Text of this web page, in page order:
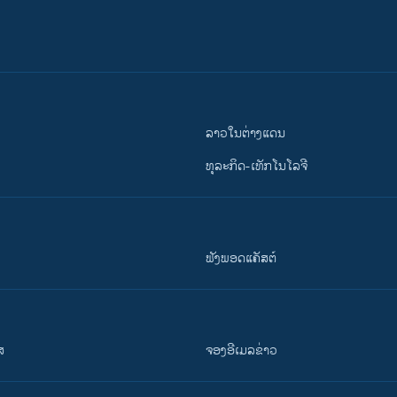
ລາວໃນຕ່າງແດນ
ທຸລະກິດ-ເທັກໂນໂລຈີ
ຟັງພອດແຄັສຕ໌
ຈອງອີເມລຂ່າວ